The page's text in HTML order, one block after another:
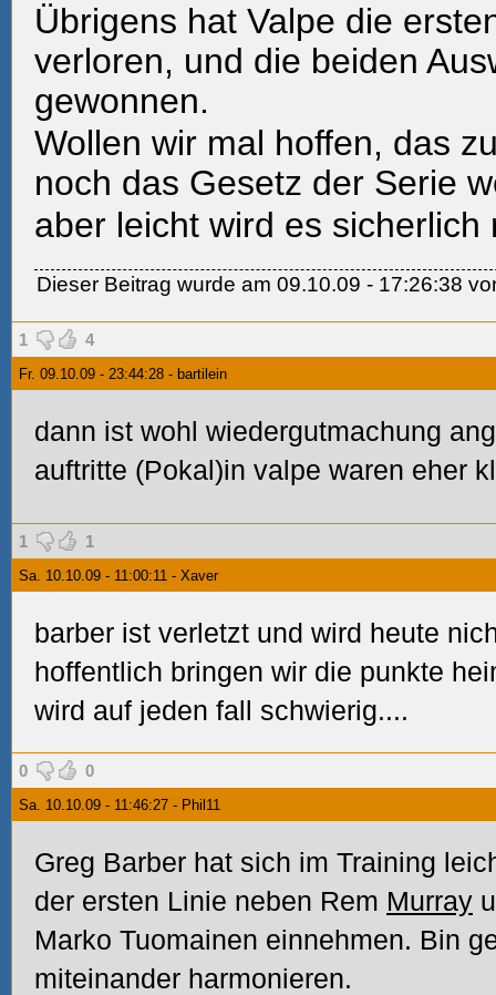
Übrigens hat Valpe die
verloren, und die beiden
gewonnen.
Wollen wir mal hoffen, das
noch das Gesetz der Serie
aber leicht wird es sicherlich
Dieser Beitrag wurde am 09.10.09 - 17:26:38
1 4
Fr. 09.10.09 - 23:44:28 - bartilein
dann ist wohl wiedergutmachung
auftritte (Pokal)in valpe waren eher
1 1
Sa. 10.10.09 - 11:00:11 - Xaver
barber ist verletzt und wird heute
hoffentlich bringen wir die punkte
wird auf jeden fall schwierig....
0 0
Sa. 10.10.09 - 11:46:27 - Phil11
Greg Barber hat sich im Training
der ersten Linie neben Rem Murray
Marko Tuomainen einnehmen. Bin
miteinander harmonieren.